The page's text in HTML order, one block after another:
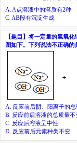
A. A 点溶液中的溶质有2种
C. AB段有沉淀生成
【题目】 将一定量的氢氧化
图如下。下列说法不正确的
A.
反应前后阴、阳离子的
B. 反应前后溶液的总质量不
C. 反应后溶液呈中性
D. 反应前后元素种类不变